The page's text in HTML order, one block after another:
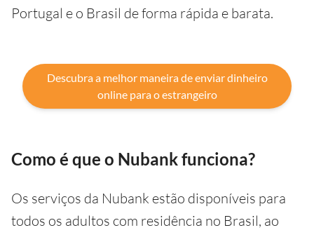
Portugal e o Brasil de forma rápida e barata.
Descubra a melhor maneira de enviar dinheiro
online para o estrangeiro
Como é que o Nubank funciona?
Os serviços da Nubank estão disponíveis para
todos os adultos com residência no Brasil, ao